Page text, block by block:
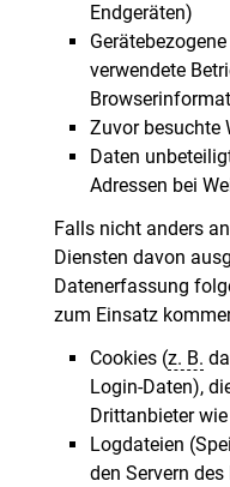
Endgeräten)
verwendete
Zuvor besuchte
Daten
Adressen bei
Falls nicht anders
Diensten davon
Datenerfassung
zum Einsatz
Cookies (z. B.
Login-Daten),
Drittanbieter
Logdateien
den Servern